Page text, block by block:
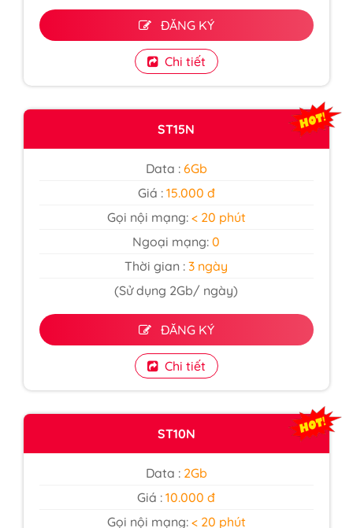
ĐĂNG KÝ
Chi tiết
ST15N
Data :6Gb
Giá : 15.000 đ
Gọi nội mạng:< 20 phút
Ngoại mạng:0
Thời gian : 3 ngày
(Sử dụng 2Gb/ ngày)
ĐĂNG KÝ
Chi tiết
ST10N
Data :2Gb
Giá :10.000 đ
Gọi nội mạng:< 20 phút